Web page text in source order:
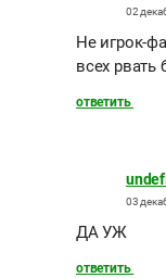
02
Не игрок-
всех рвать
ответить
03
ДА УЖ
ответить